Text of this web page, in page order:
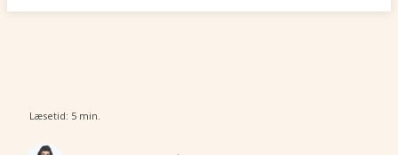
Læsetid: 5 min.